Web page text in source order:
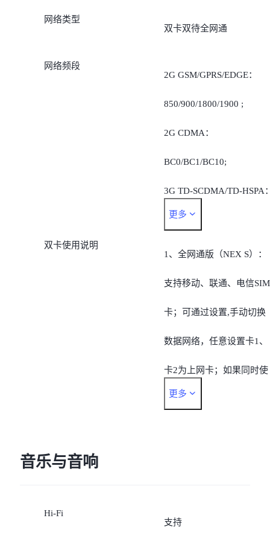
网络类型
双卡双待全网通
网络频段
2G GSM/GPRS/EDGE：
850/900/1800/1900 ;
2G CDMA：
BC0/BC1/BC10;
3G TD-SCDMA/TD-HSPA
B34/B39;
3G WCDMA/HSPA：
B1/B2/B4/B5/B8 ;
4G TDD-LTE：
B34/B38/B39/B40/B41 ;
4G FDD-LTE：
B1/B2/B3/B4/B5/B7/B8/
更多
双卡使用说明
1、全网通版（NEX S）：
支持移动、联通、电信SIM
卡；可通过设置,手动切换
数据网络，任意设置卡1、
卡2为上网卡；如果同时使
用两张电信卡，副卡（非
更多
音乐与音响
Hi-Fi
支持